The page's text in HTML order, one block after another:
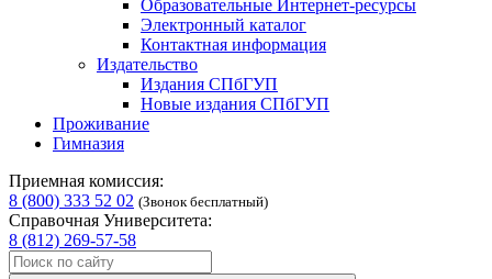
Образовательные Интернет-ресурсы
Электронный каталог
Контактная информация
Издательство
Издания СПбГУП
Новые издания СПбГУП
Проживание
Гимназия
Приемная комиссия:
8 (800) 333 52 02 (Звонок бесплатный)
Справочная Университета:
8 (812) 269-57-58